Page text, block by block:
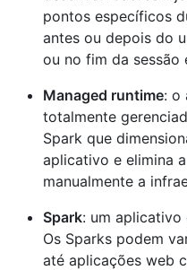
pontos específicos
antes ou depois do
ou no fim da sessão
Managed runtime: o
totalmente
Spark que
aplicativo e elimina
manualmente a
Spark: um aplicativo
Os Sparks podem
até aplicações web